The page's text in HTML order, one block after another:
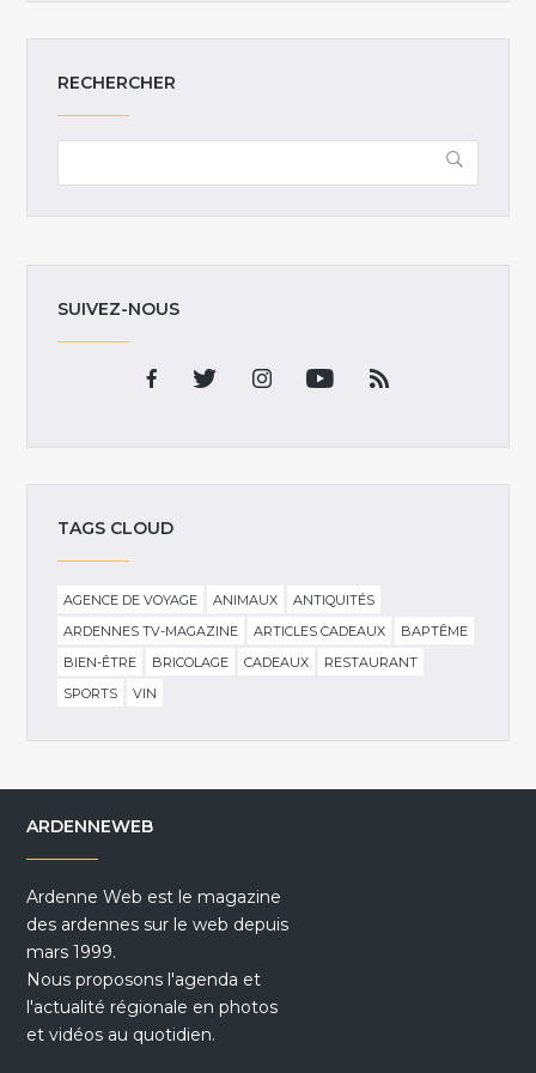
RECHERCHER
SUIVEZ-NOUS
TAGS CLOUD
AGENCE DE VOYAGE ANIMAUX
ANTIQUITÉS
ARDENNES TV-MAGAZINE
ARTICLES CADEAUX
BAPTÊME
BIEN-ÊTRE
BRICOLAGE CADEAUX
RESTAURANT
SPORTS
VIN
ARDENNEWEB
Ardenne Web est le magazine
des ardennes sur le web depuis
mars 1999.
Nous proposons l'agenda et
l'actualité régionale en photos
et vidéos au quotidien.